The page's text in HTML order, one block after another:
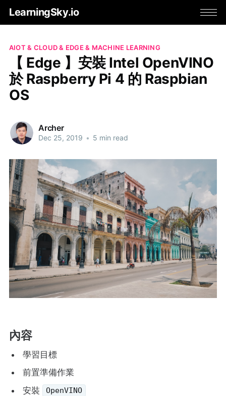
LearningSky.io
AIOT & CLOUD & EDGE & MACHINE LEARNING
【 Edge 】安裝 Intel OpenVINO
於 Raspberry Pi 4 的 Raspbian
OS
Archer
Dec 25, 2019 • 5 min read
內容
學習目標
前置準備作業
安裝
OpenVINO